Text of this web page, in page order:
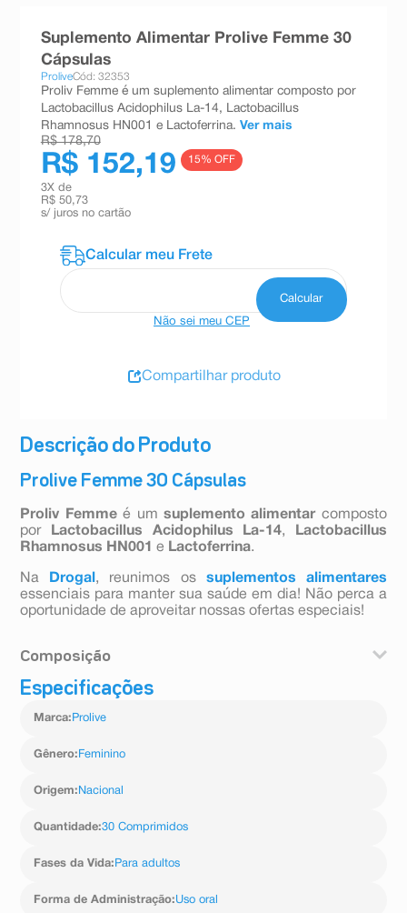
Descrição do Produto
Prolive Femme 30 Cápsulas
Proliv Femmeé um suplemento alimentarcomposto
por
Lactobacillus Acidophilus La-14,
Lactobacillus
Rhamnosus HN001
e Lactoferrina.
Na Drogal , reunimos os suplementos alimentares
essenciais para manter sua saúde em dia! Não perca a
oportunidade de aproveitar nossas ofertas especiais!
Composição
Lactobacillus Acidophilus La-14, Lactobacillus
Especificações
Marca: Prolive
Gênero: Feminino
Origem: Nacional
Quantidade:30 Comprimidos
Fases da Vida: Para adultos
Forma de Administração:Uso oral
Suplemento Alimentar Prolive Femme 30
Cápsulas
ProliveCód: 32353
Proliv Femme é um suplemento alimentar composto por
Lactobacillus Acidophilus La-14, Lactobacillus
Rhamnosus HN001 e Lactoferrina. Ver mais
R$ 178,70
R$ 152,19 15% OFF
3X de
R$ 50,73
s/ juros no cartão
Não sei meu CEP
Compartilhar produto
teste gravidez
10ºesmalte